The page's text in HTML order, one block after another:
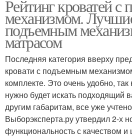
Рейтинг кроватей
механизмом.
подъемным
матрасом
Последняя категория вверху
кровати с подъемным
комплекте. Это очень удобно,
нужно будет искать подходящий
другим габаритам, все уже
Выборэксперта.ру утвердил 2-х
функциональность с качеством и